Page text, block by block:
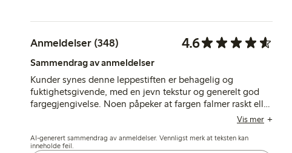
Anmeldelser (348) 4.6
Sammendrag av anmeldelser
Kunder synes denne leppestiften er behagelig og
fuktighetsgivende, med en jevn tekstur og generelt god
fargegjengivelse. Noen påpeker at fargen falmer raskt eller
ser mørkere ut enn forventet, mens noen få nevner tørrhet
Vis mer
AI-generert sammendrag av anmeldelser. Vennligst merk at teksten kan
inneholde feil.